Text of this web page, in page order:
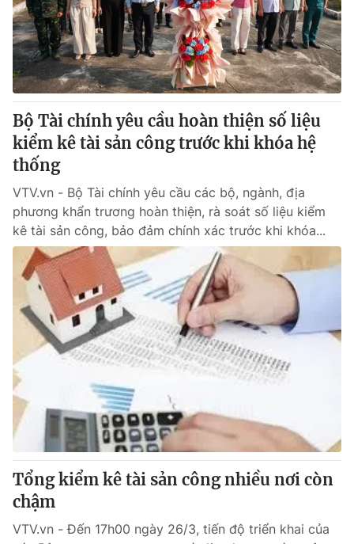
Bộ Tài chính yêu cầu hoàn thiện số liệu
kiểm kê tài sản công trước khi khóa hệ
thống
VTV.vn - Bộ Tài chính yêu cầu các bộ, ngành, địa
phương khẩn trương hoàn thiện, rà soát số liệu kiểm
kê tài sản công, bảo đảm chính xác trước khi khóa...
Tổng kiểm kê tài sản công nhiều nơi còn
chậm
VTV.vn - Đến 17h00 ngày 26/3, tiến độ triển khai của